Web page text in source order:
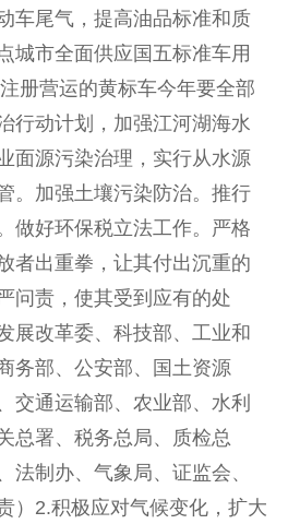
车尾气，提高油品标准和质
城市全面供应国五标准车用
册营运的黄标车今年要全部
行动计划，加强江河湖海水
面源污染治理，实行从水源
。加强土壤污染防治。推行
做好环保税立法工作。严格
者出重拳，让其付出沉重的
问责，使其受到应有的处
展改革委、科技部、工业和
务部、公安部、国土资源
交通运输部、农业部、水利
总署、税务总局、质检总
法制办、气象局、证监会、
）2.积极应对气候变化，扩大